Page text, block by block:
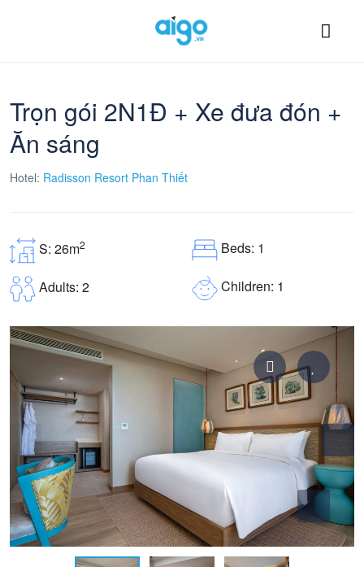
Trọn gói 2N1Đ + Xe đưa đón +
Ăn sáng
Hotel: Radisson Resort Phan Thiết
S: 26m2 Beds: 1
Adults: 2 Children: 1